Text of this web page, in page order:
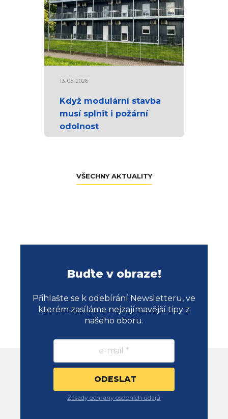
13. 05. 2026
Když modulární stavba
musí splnit i požární
odolnost
VŠECHNY AKTUALITY
Buďte v obraze!
Přihlašte se k odebírání Newsletteru, ve
kterém zasíláme nejzajímavější tipy z
našeho oboru.
Zásady ochrany osobních údajů